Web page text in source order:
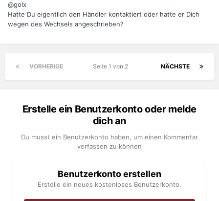
@golx
Hatte Du eigentlich den Händler kontaktiert oder hatte er Dich
wegen des Wechsels angeschrieben?
VORHERIGE NÄCHSTE
Seite 1 von 2
Erstelle ein Benutzerkonto oder melde
dich an
Du musst ein Benutzerkonto haben, um einen Kommentar
verfassen zu können
Benutzerkonto erstellen
Erstelle ein neues kostenloses Benutzerkonto.